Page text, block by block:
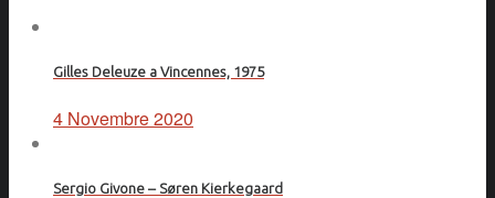
Gilles Deleuze a Vincennes, 1975
4 Novembre 2020
Sergio Givone – Søren Kierkegaard